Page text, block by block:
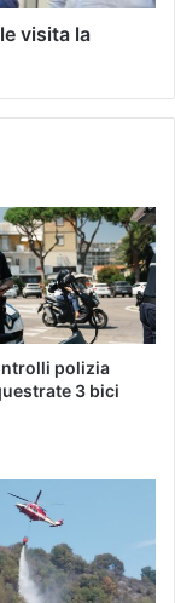
visita la
polizia
3 bici